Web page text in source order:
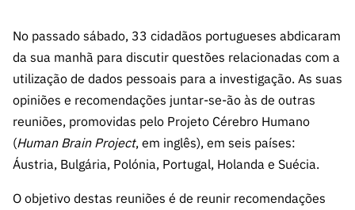
Manifesta
ções de
Interesse
FCCN,
serviços
digitais da
FCT
Denúncia
No passado sábado, 33 cidadãos portugueses abdicaram
da sua manhã para discutir questões relacionadas com a
utilização de dados pessoais para a investigação. As suas
opiniões e recomendações juntar-se-ão às de outras
reuniões, promovidas pelo Projeto Cérebro Humano
(Human Brain Project, em inglês), em seis países:
Áustria, Bulgária, Polónia, Portugal, Holanda e Suécia.
O objetivo destas reuniões é de reunir recomendações